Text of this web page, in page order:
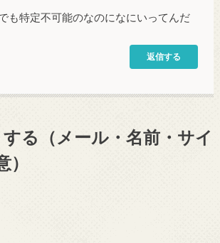
も特定不可能のなのになにいってんだ
返信する
る（メール・名前・サイ